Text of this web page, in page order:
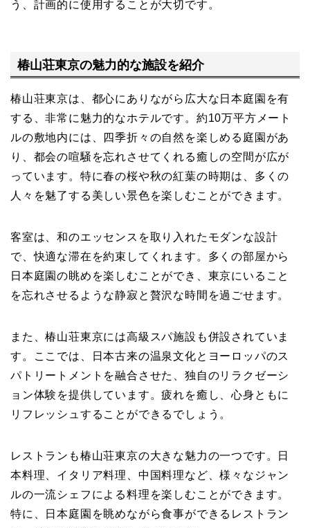
う、計画的に使用することが大切です。
椿山荘東京の魅力的な施設を紹介
椿山荘東京は、都心にありながら広大な日本庭園を有
する、非常に魅力的なホテルです。約10万平方メート
ルの敷地内には、四季折々の自然を楽しめる庭園があ
り、都会の喧騒を忘れさせてくれる癒しの空間が広が
っています。特に春の桜や秋の紅葉の時期は、多くの
人々を魅了する美しい景色を楽しむことができます。
客室は、和のエッセンスを取り入れたモダンな設計
で、快適な滞在を約束してくれます。多くの部屋から
日本庭園の眺めを楽しむことができ、東京にいること
を忘れさせるような静寂と贅沢な時間を過ごせます。
また、椿山荘東京には高級スパ施設も併設されていま
す。ここでは、日本古来の温泉文化とヨーロッパのス
パトリートメントを融合させた、独自のリラクゼーシ
ョン体験を提供しています。疲れを癒し、心身ともに
リフレッシュすることができるでしょう。
レストランも椿山荘東京の大きな魅力の一つです。日
本料理、イタリア料理、中国料理など、様々なジャン
ルの一流シェフによる料理を楽しむことができます。
特に、日本庭園を眺めながら食事ができるレストラン